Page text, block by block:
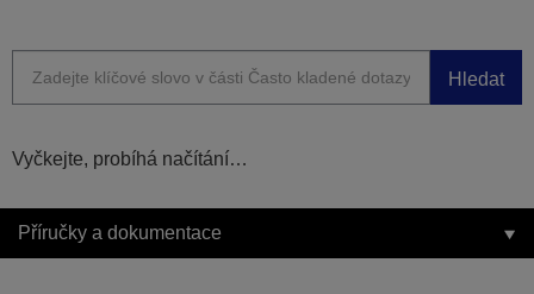
Hledat
Vyčkejte, probíhá načítání…
Příručky a dokumentace